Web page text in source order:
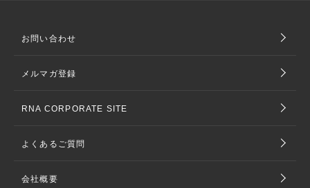
お問い合わせ
メルマガ登録
RNA CORPORATE SITE
よくあるご質問
会社概要